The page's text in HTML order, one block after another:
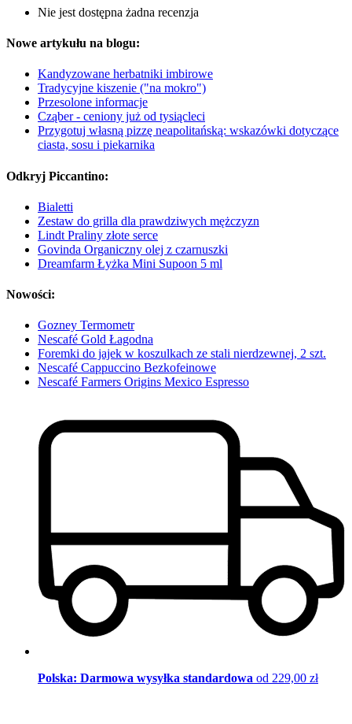
Nie jest dostępna żadna recenzja
Nowe artykułu na blogu:
Kandyzowane herbatniki imbirowe
Tradycyjne kiszenie ("na mokro")
Przesolone informacje
Cząber - ceniony już od tysiącleci
Przygotuj własną pizzę neapolitańską: wskazówki dotyczące
ciasta, sosu i piekarnika
Odkryj Piccantino:
Bialetti
Zestaw do grilla dla prawdziwych mężczyzn
Lindt Praliny złote serce
Govinda Organiczny olej z czarnuszki
Dreamfarm Łyżka Mini Supoon 5 ml
Nowości:
Gozney Termometr
Nescafé Gold Łagodna
Foremki do jajek w koszulkach ze stali nierdzewnej, 2 szt.
Nescafé Cappuccino Bezkofeinowe
Nescafé Farmers Origins Mexico Espresso
Polska: Darmowa wysyłka standardowa od 229,00 zł